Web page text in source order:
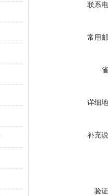
联系
常用
详细
补充
验